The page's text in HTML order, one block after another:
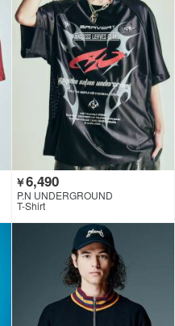
￥6,490
P.N UNDERGROUND
T-Shirt